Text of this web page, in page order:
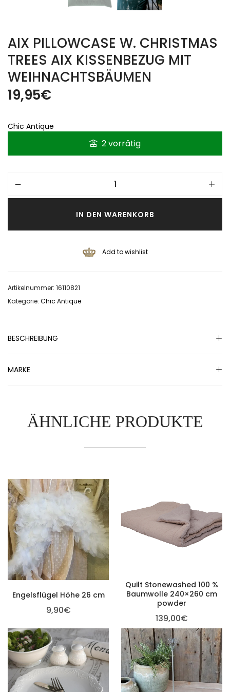
AIX PILLOWCASE W. CHRISTMAS
TREES AIX KISSENBEZUG MIT
WEIHNACHTSBÄUMEN
19,95€
2 vorrätig
IN DEN WARENKORB
Add to wishlist
Artikelnummer: 16110821
Kategorie: Chic Antique
Chic Antique
BESCHREIBUNG
MARKE
ÄHNLICHE PRODUKTE
Engelsflügel Höhe 26 cm
9,90€
Quilt Stonewashed 100 %
Baumwolle 240×260 cm
powder
139,00€